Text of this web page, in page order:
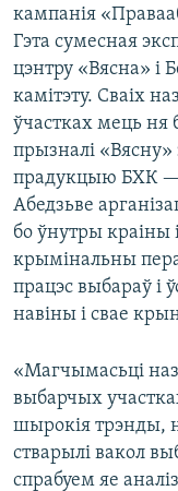
кампанія
Гэта сумесная
цэнтру «Вясна» і
камітэту. Сваіх
ўчастках мець ня
прызналі
прадукцыю БХК —
Абедзьве
бо ўнутры краіны
крымінальны
працэс выбараў і
навіны і свае
«Магчымасьці
выбарчых
шырокія трэнды,
стварылі вакол
спрабуем яе